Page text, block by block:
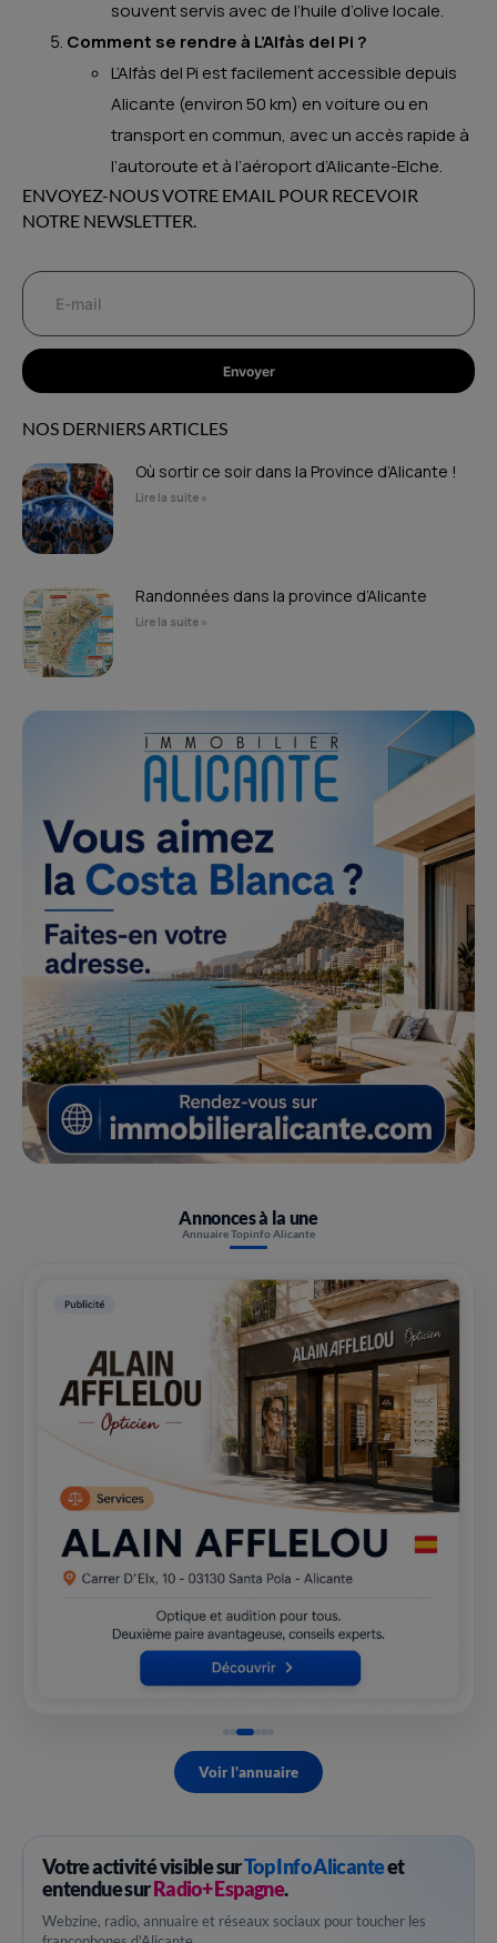
souvent servis avec de l’huile d’olive locale.
Comment se rendre à L’Alfàs del Pi ?
L’Alfàs del Pi est facilement accessible depuis
Alicante (environ 50 km) en voiture ou en
transport en commun, avec un accès rapide à
l’autoroute et à l’aéroport d’Alicante-Elche.
ENVOYEZ-NOUS VOTRE EMAIL POUR RECEVOIR
NOTRE NEWSLETTER.
Envoyer
NOS DERNIERS ARTICLES
Où sortir ce soir dans la Province d’Alicante !
Lire la suite »
Randonnées dans la province d’Alicante
Lire la suite »
Annonces à la une
Annuaire Topinfo Alicante
Voir l'annuaire
Votre activité visible surTop Info Alicanteet
entendue surRadio+ Espagne.
Webzine, radio, annuaire et réseaux sociaux pour toucher les